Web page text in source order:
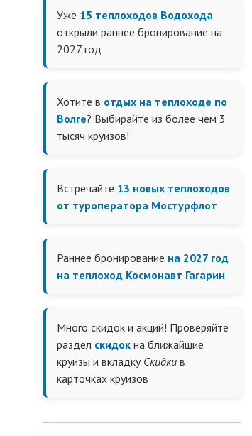
Уже 15 теплоходов Водохода
открыли раннее бронирование на
2027 год
Хотите в отдых на теплоходе по
Волге? Выбирайте из более чем 3
тысяч круизов!
Встречайте 13 новых теплоходов
от туроператора Мостурфлот
Раннее бронирование на 2027 год
на теплоход Космонавт Гагарин
Много скидок и акций! Проверяйте
раздел скидок на ближайшие
круизы и вкладку Скидки в
карточках круизов